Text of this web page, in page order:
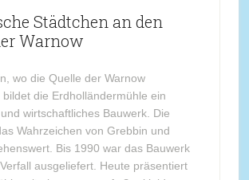
Städtchen an den
Warnow
wo die Quelle der Warnow
die Erdholländermühle ein
wirtschaftliches Bauwerk. Die
Wahrzeichen von Grebbin und
Bis 1990 war das Bauwerk
ausgeliefert. Heute präsentiert